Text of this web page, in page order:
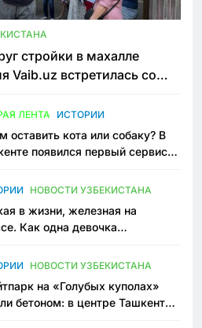
стройки в махалле
Vaib.uz встретилась со
ЛЕНТА ИСТОРИИ
оставить кота или собаку? В
появился первый сервис
НОВОСТИ УЗБЕКИСТАНА
в жизни, железная на
Как одна девочка
НОВОСТИ УЗБЕКИСТАНА
на «Голубых куполах»
бетоном: в центре Ташкента